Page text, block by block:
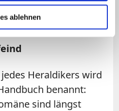
ablehnen
als reine
Heraldikers wird
benannt:
sind längst